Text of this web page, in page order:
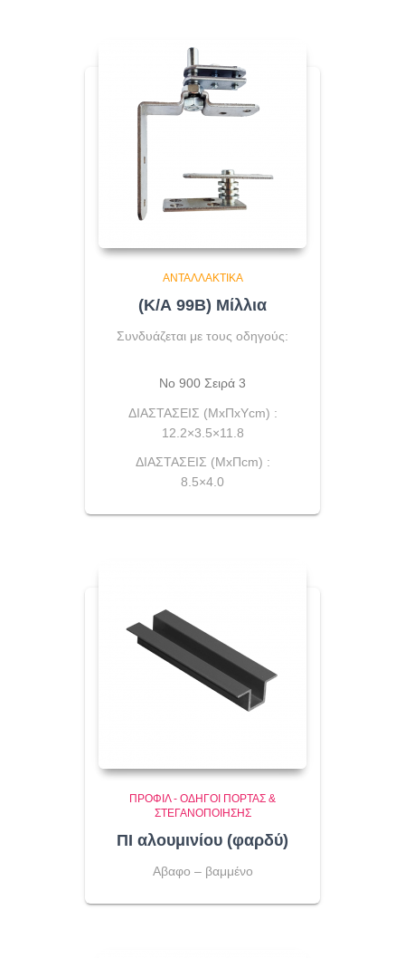
ΑΝΤΑΛΛΑΚΤΙΚΆ
(Κ/Α 99Β) Μίλλια
Συνδυάζεται με τους οδηγούς:
Νο 900 Σειρά 3
ΔΙΑΣΤΑΣΕΙΣ (ΜxΠxYcm) :
12.2×3.5×11.8
ΔΙΑΣΤΑΣΕΙΣ (ΜxΠcm) :
8.5×4.0
ΠΡΟΦΊΛ - ΟΔΗΓΟΊ ΠΌΡΤΑΣ &
ΣΤΕΓΑΝΟΠΟΊΗΣΗΣ
ΠΙ αλουμινίου (φαρδύ)
Αβαφο – βαμμένο